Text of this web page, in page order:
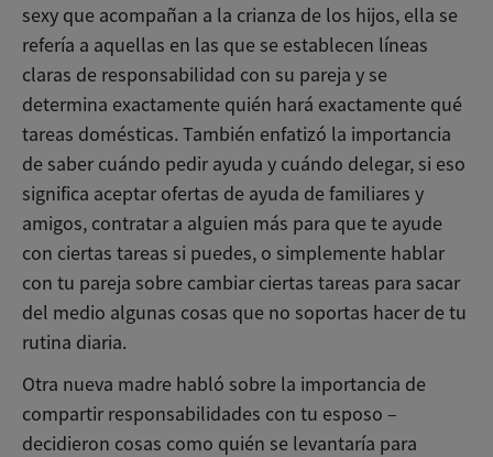
sexy que acompañan a la crianza de los hijos, ella se
refería a aquellas en las que se establecen líneas
claras de responsabilidad con su pareja y se
determina exactamente quién hará exactamente qué
tareas domésticas. También enfatizó la importancia
de saber cuándo pedir ayuda y cuándo delegar, si eso
significa aceptar ofertas de ayuda de familiares y
amigos, contratar a alguien más para que te ayude
con ciertas tareas si puedes, o simplemente hablar
con tu pareja sobre cambiar ciertas tareas para sacar
del medio algunas cosas que no soportas hacer de tu
rutina diaria.
Otra nueva madre habló sobre la importancia de
compartir responsabilidades con tu esposo –
decidieron cosas como quién se levantaría para